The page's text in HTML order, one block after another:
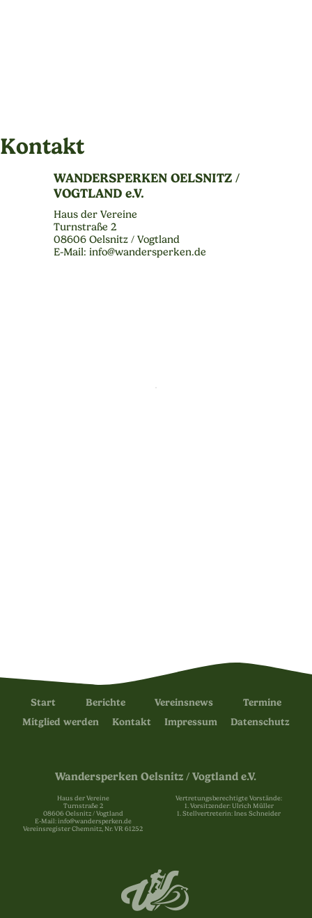
Kontakt
WANDERSPERKEN OELSNITZ /
VOGTLAND e.V.
Haus der Vereine
Turnstraße 2
08606 Oelsnitz / Vogtland
E-Mail: info@wandersperken.de
Start Berichte Vereinsnews
Termine
Mitglied werden
Kontakt Impressum Datenschutz
Wandersperken Oelsnitz / Vogtland e.V.
Haus der Vereine
Turnstraße 2
08606 Oelsnitz / Vogtland
E-Mail: info@wandersperken.de
Vereinsregister Chemnitz, Nr. VR 61252
Vertretungsberechtigte Vorstände:
1. Vorsitzender: Ulrich Müller
1. Stellvertreterin: Ines Schneider